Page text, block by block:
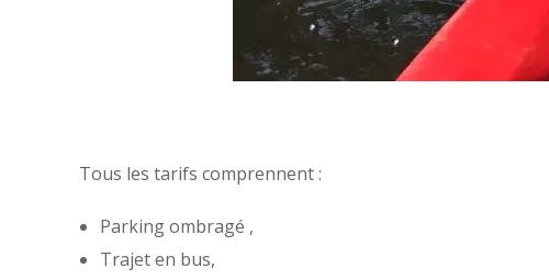
Tous les tarifs comprennent :
Parking ombragé ,
Trajet en bus,